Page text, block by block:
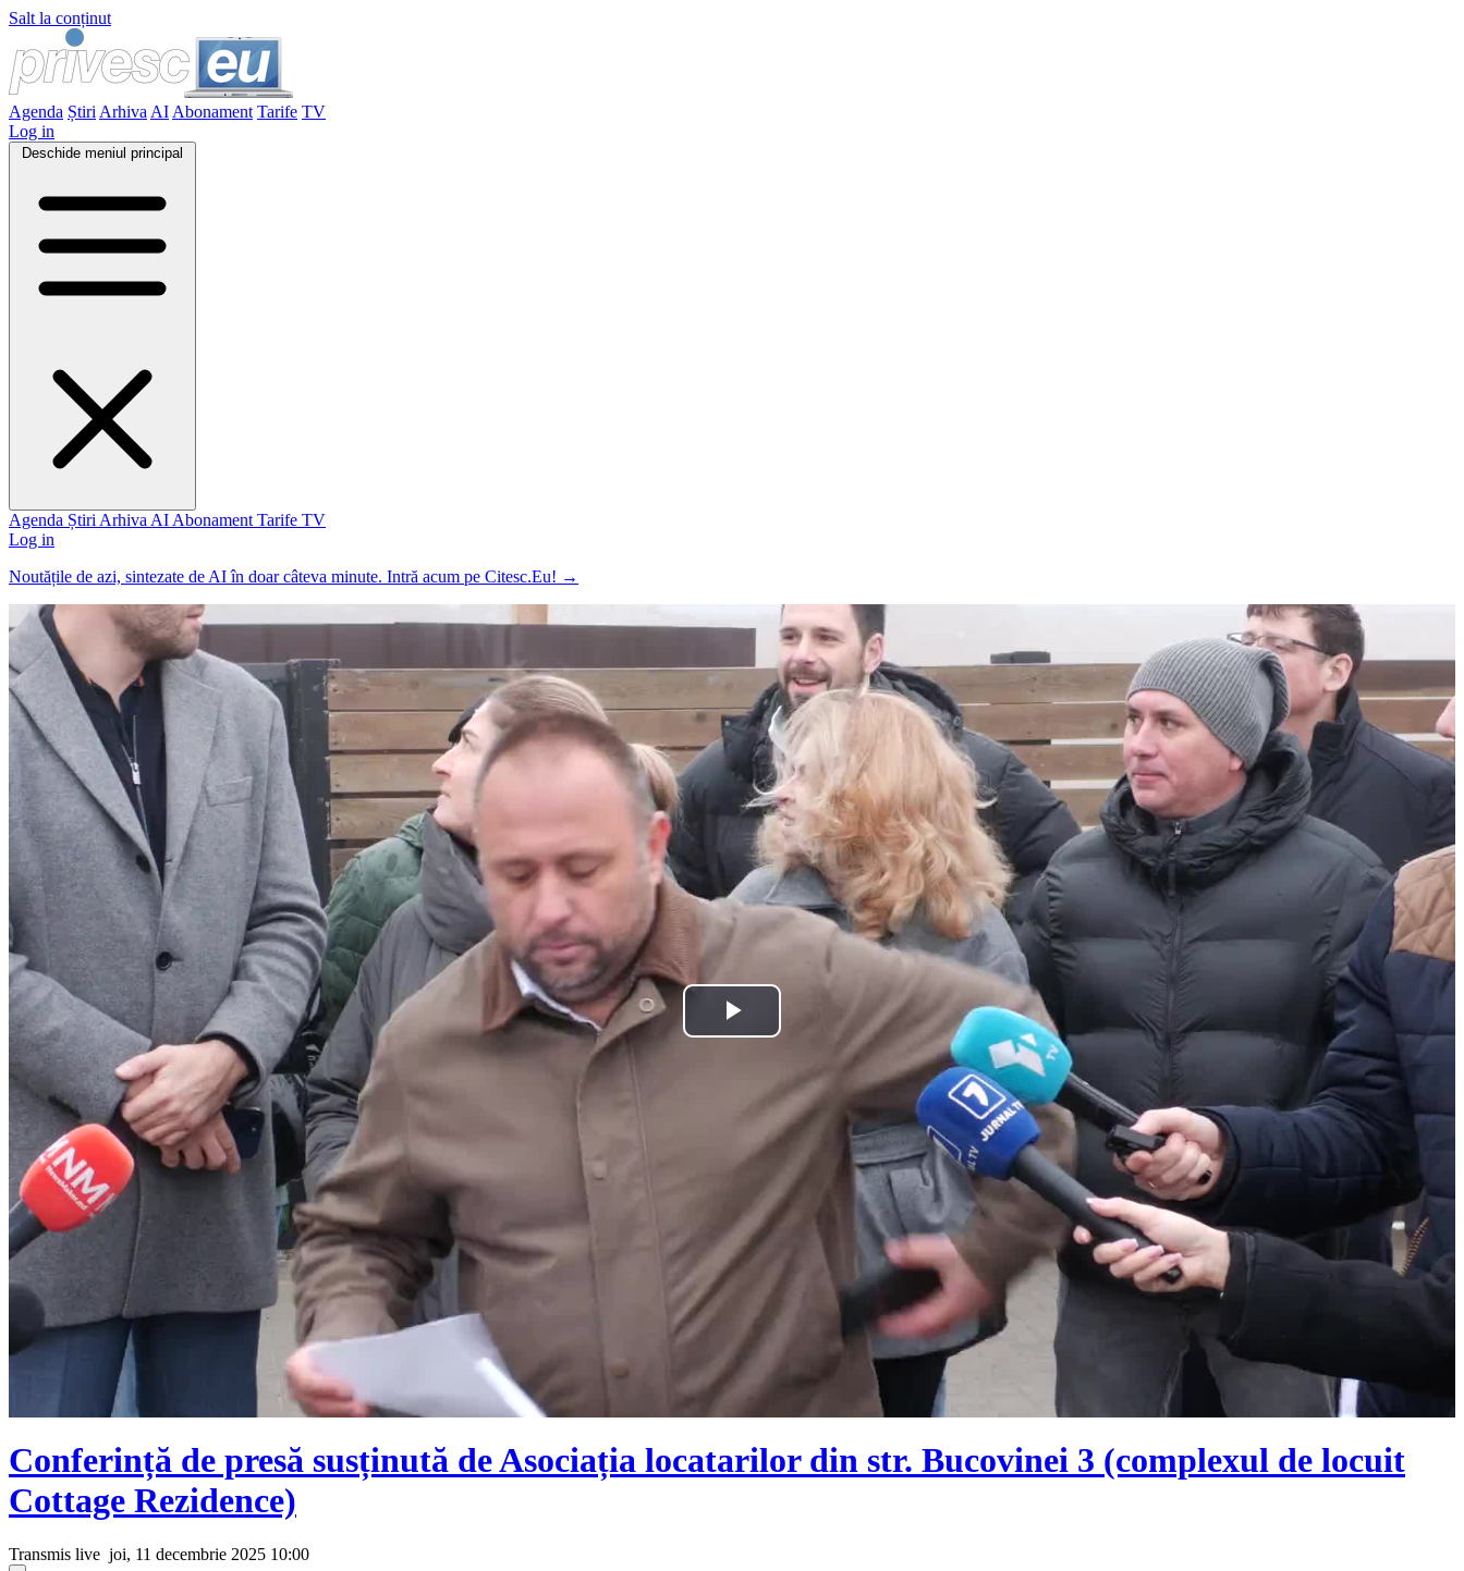
Salt la conținut
Agenda Știri Arhiva AI Abonament Tarife TV
Log in
Deschide meniul principal
Agenda Știri Arhiva AI Abonament Tarife TV
Log in
Noutățile de azi, sintezate de AI în doar câteva minute. Intră acum pe Citesc.Eu! →
Play
Video
Conferință de presă susținută de Asociația locatarilor din str. Bucovinei 3 (complexul de locuit
Cottage Rezidence)
Transmis live joi, 11 decembrie 2025 10:00